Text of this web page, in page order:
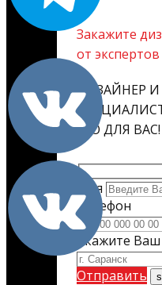
Закажите
от экспертов
ДИЗАЙНЕР
ЕГО ДЛЯ ВАС!
Имя
Телефон
Укажите
Отправить